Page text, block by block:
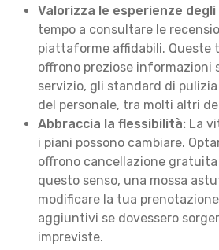
Valorizza le esperienze
tempo a consultare le
piattaforme affidabili. Queste
offrono preziose informazioni
servizio, gli standard di
del personale, tra molti altri
Abbraccia la flessibilità: La
i piani possono cambiare.
offrono cancellazione gratuita
questo senso, una mossa
modificare la tua
aggiuntivi se dovessero
impreviste.